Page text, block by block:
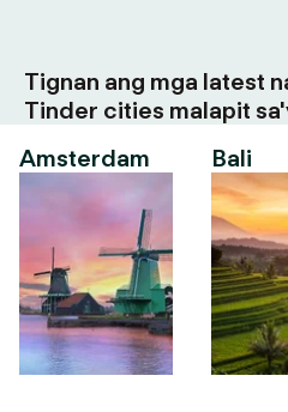
Tignan ang mga latest
Tinder cities malapit
Amsterdam
Bali